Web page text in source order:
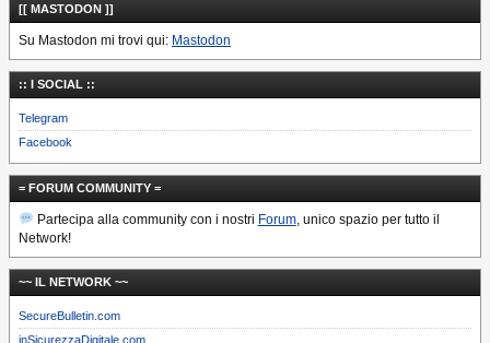
[[ MASTODON ]]
Su Mastodon mi trovi qui: Mastodon
:: I SOCIAL ::
Telegram
Facebook
= FORUM COMMUNITY =
Partecipa alla community con i nostri Forum, unico spazio per tutto il
Network!
~~ IL NETWORK ~~
SecureBulletin.com
inSicurezzaDigitale.com